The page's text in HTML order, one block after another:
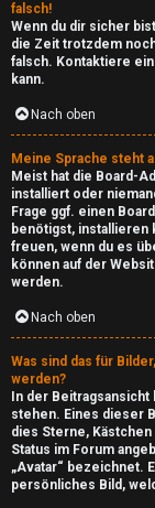
A
k
t
i
v
e
T
h
e
m
e
n
falsch!
Wenn du dir sicher
die Zeit trotzdem
falsch. Kontaktiere
kann.
Nach oben
Meine Sprache steht
Meist hat die Board-
installiert oder
Frage ggf. einen
benötigst, installieren
freuen, wenn du es
können auf der
werden.
Nach oben
Was sind das für
werden?
In der
stehen. Eines dieser
dies Sterne,
Status im Forum
„Avatar“ bezeichnet.
persönliches Bild,
↳
e
P
l
a
y
i
m
S
t
r
e